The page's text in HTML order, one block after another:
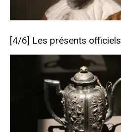
[4/6] Les présents officiels